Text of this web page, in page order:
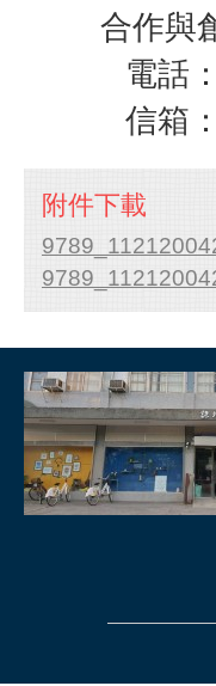
合作與
電話
信箱
附件下載